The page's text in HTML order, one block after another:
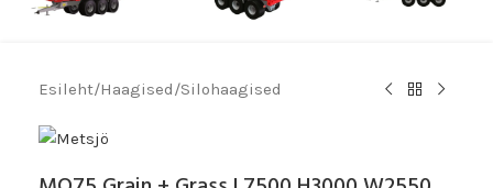
Esileht/Haagised/Silohaagised